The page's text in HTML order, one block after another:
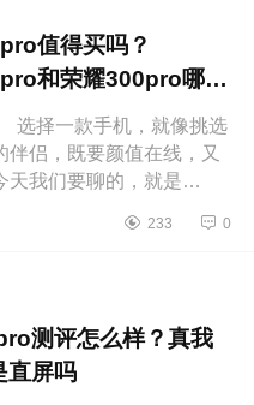
值得买吗？
和荣耀300pro哪个
择一款手机，就像挑选
伴侣，既要颜值在线，又
天我们要聊的，就是
实力，让你一眼就心动。
233 0
测评怎么样？真我
屏吗